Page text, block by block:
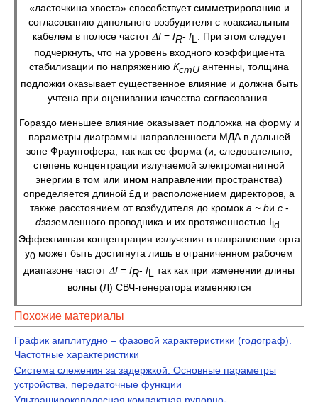
«ласточкина хвоста» способствует симметрированию и
согласованию дипольного возбудителя с коаксиальным
кабелем в полосе частот 𝛥f= fR- fL
. При этом следует
подчеркнуть, что на уровень входного коэффициента
стабилизации по напряжению КстU антенны, толщина
подложки оказывает существенное влияние и должна быть
учтена при оценивании качества согласования.
Гораздо меньшее влияние оказывает подложка на форму и
параметры диаграммы направленности МДА в дальней
зоне Фраунгофера, так как ее форма (и, следовательно,
степень концентрации излучаемой электромагнитной
энергии в том или ином направлении пространства)
определяется длиной £д и расположением директоров, а
также расстоянием от возбудителя до кромок а ~ bи с -
dзаземленного проводника и их протяженностью Ild.
Эффективная концентрация излучения в направлении орта
у0 может быть достигнута лишь в ограниченном рабочем
диапазоне частот 𝛥f= fR- fL так как при изменении длины
волны (Л) СВЧ-генератора изменяются
Похожие материалы
График амплитудно – фазовой характеристики (годограф).
Частотные характеристики
Система слежения за задержкой. Основные параметры
устройства, передаточные функции